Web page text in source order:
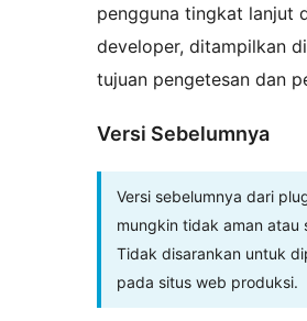
pengguna tingkat lanjut
developer, ditampilkan
tujuan pengetesan dan
Versi Sebelumnya
Versi sebelumnya dari
mungkin tidak aman atau
Tidak disarankan untuk
pada situs web produksi.